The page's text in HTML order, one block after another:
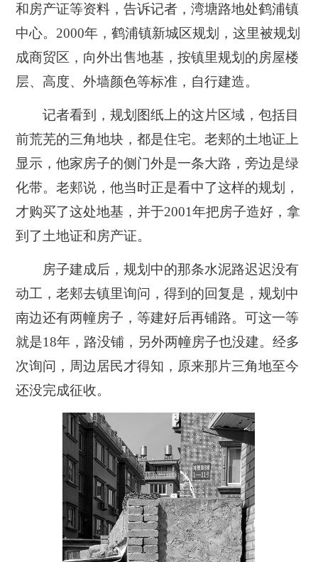
和房产证等资料，告诉记者，湾塘路地处鹤浦镇
中心。2000年，鹤浦镇新城区规划，这里被规划
成商贸区，向外出售地基，按镇里规划的房屋楼
层、高度、外墙颜色等标准，自行建造。
记者看到，规划图纸上的这片区域，包括目
前荒芜的三角地块，都是住宅。老郏的土地证上
显示，他家房子的侧门外是一条大路，旁边是绿
化带。老郏说，他当时正是看中了这样的规划，
才购买了这处地基，并于2001年把房子造好，拿
到了土地证和房产证。
房子建成后，规划中的那条水泥路迟迟没有
动工，老郏去镇里询问，得到的回复是，规划中
南边还有两幢房子，等建好后再铺路。可这一等
就是18年，路没铺，另外两幢房子也没建。经多
次询问，周边居民才得知，原来那片三角地至今
还没完成征收。